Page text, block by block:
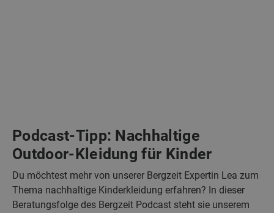
Podcast-Tipp: Nachhaltige
Outdoor-Kleidung für Kinder
Du möchtest mehr von unserer Bergzeit Expertin Lea zum
Thema nachhaltige Kinderkleidung erfahren? In dieser
Beratungsfolge des Bergzeit Podcast steht sie unserem